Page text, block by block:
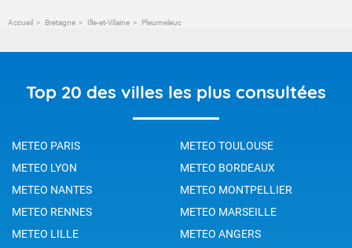
Accueil Bretagne Ille-et-Vilaine Pleumeleuc
Top 20 des villes les plus consultées
METEO PARIS
METEO TOULOUSE
METEO LYON
METEO BORDEAUX
METEO NANTES
METEO MONTPELLIER
METEO RENNES
METEO MARSEILLE
METEO LILLE
METEO ANGERS